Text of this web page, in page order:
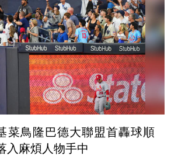
菜鳥隆巴德大聯盟首轟球順
入麻煩人物手中